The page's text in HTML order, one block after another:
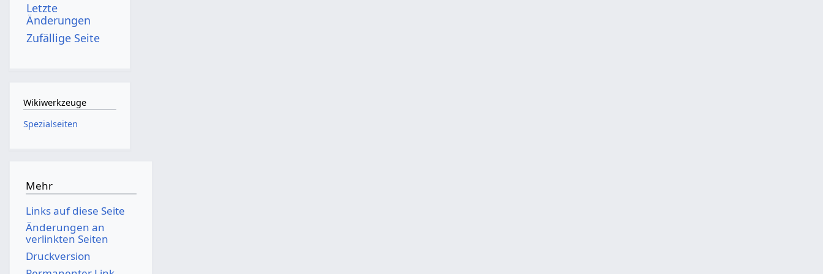
Letzte
Änderungen
Zufällige Seite
Wikiwerkzeuge
Spezialseiten
Mehr
Links auf diese Seite
Änderungen an
verlinkten Seiten
Druckversion